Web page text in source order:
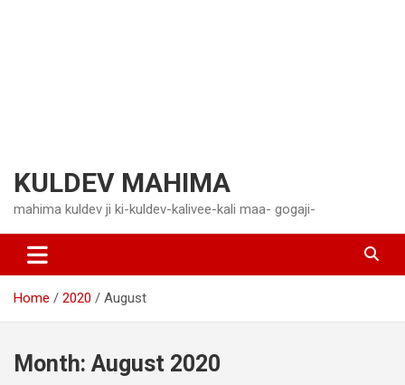
KULDEV MAHIMA
mahima kuldev ji ki-kuldev-kalivee-kali maa- gogaji-
Home 2020 August
Month: August 2020